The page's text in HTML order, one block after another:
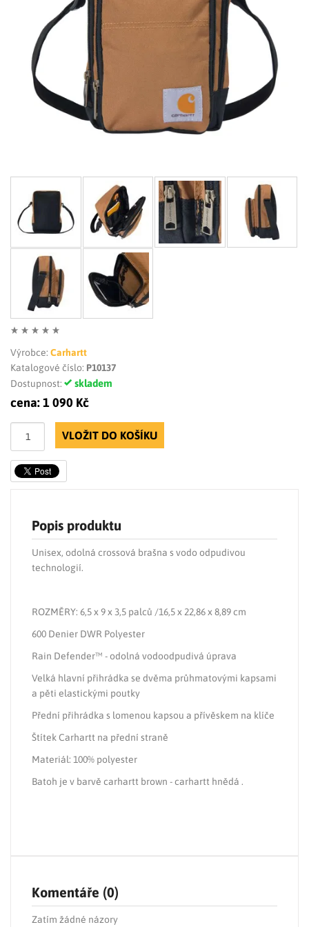
LIMITOVANÉ EDICE
RUKAVICE
Výrobce: Carhartt
Katalogové číslo: P10137
Dostupnost:
skladem
cena:1 090 Kč
VLOŽIT DO KOŠÍKU
Popis produktu
Unisex, odolná crossová brašna s vodo odpudivou
technologií.
ROZMĚRY: 6,5 x 9 x 3,5 palců /16,5 x 22,86 x 8,89 cm
600 Denier DWR Polyester
Rain Defender™ - odolná vodoodpudivá úprava
Velká hlavní přihrádka se dvěma průhmatovými kapsami
a pěti elastickými poutky
Přední přihrádka s lomenou kapsou a přívěskem na klíče
Štítek Carhartt na přední straně
Materiál: 100% polyester
Batoh je v barvě carhartt brown - carhartt hnědá .
Komentáře (0)
Zatím žádné názory